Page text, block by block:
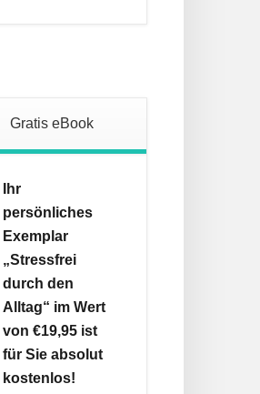
Gratis eBook
Ihr
persönliches
Exemplar
„Stressfrei
durch den
Alltag“ im Wert
von €19,95 ist
für Sie absolut
kostenlos!